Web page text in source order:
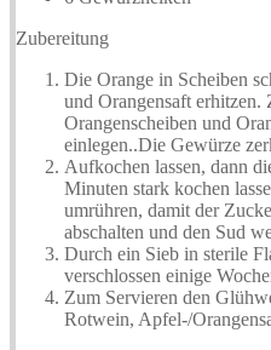
Zubereitung
Die Orange in Scheiben
und Orangensaft erhitzen.
Orangenscheiben und
einlegen..Die Gewürze
Aufkochen lassen, dann
Minuten stark kochen
umrühren, damit der
abschalten und den Sud
Durch ein Sieb in sterile
verschlossen einige
Zum Servieren den
Rotwein, Apfel-/